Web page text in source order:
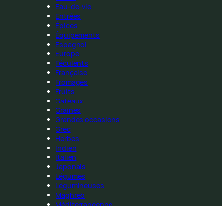
Eau-de-vie
Entrées
Épices
Équipements
Espagnol
Europe
Féculents
Française
Fromages
Fruits
Gateaux
Graines
Grandes occasions
Grec
Herbes
Indien
Italien
Japonais
Légumes
Légumineuses
Maghreb